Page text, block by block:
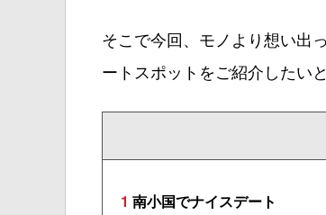
そこで今回、モノより想い出
ートスポットをご紹介したい
1 南小国でナイスデート